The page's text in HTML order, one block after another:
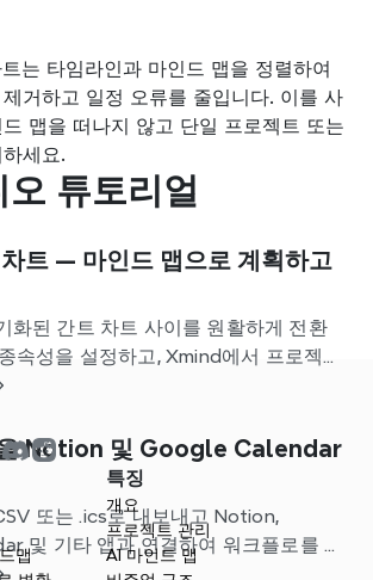
는 타임라인과 마인드 맵을 정렬하여
거하고 일정 오류를 줄입니다. 이를 사
맵을 떠나지 않고 단일 프로젝트 또는
세요.
오 튜토리얼
트 — 마인드 맵으로 계획하고
화된 간트 차트 사이를 원활하게 전환
속성을 설정하고, Xmind에서 프로젝트
Notion 및 Google Calendar
또는 .ics로 내보내고 Notion,
및 기타 앱과 연결하여 워크플로를 간
알아보세요.
맵
특징
개요
프로젝트 관리
AI 마인드 맵